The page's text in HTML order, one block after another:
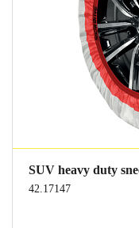
SUV heavy duty
42.17147